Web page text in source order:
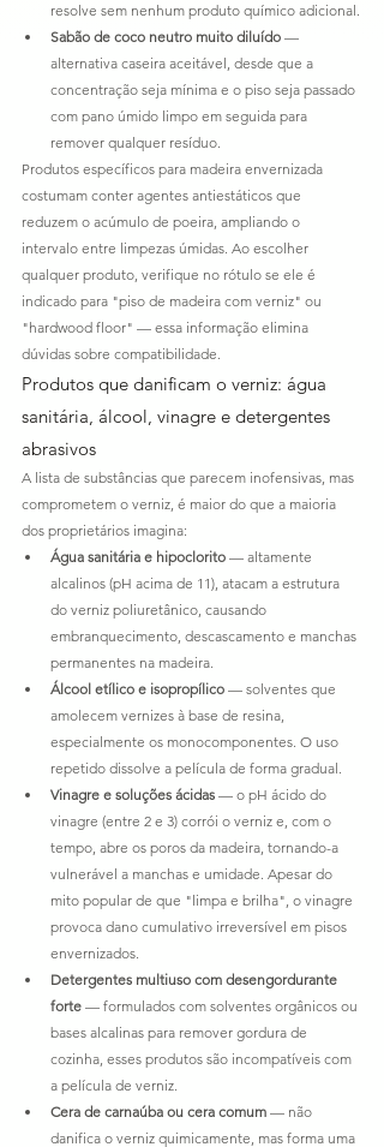
resolve sem nenhum produto químico adicional.
Sabão de coco neutro muito diluído —
alternativa caseira aceitável, desde que a
concentração seja mínima e o piso seja passado
com pano úmido limpo em seguida para
remover qualquer resíduo.
Produtos específicos para madeira envernizada
costumam conter agentes antiestáticos que
reduzem o acúmulo de poeira, ampliando o
intervalo entre limpezas úmidas. Ao escolher
qualquer produto, verifique no rótulo se ele é
indicado para "piso de madeira com verniz" ou
"hardwood floor" — essa informação elimina
dúvidas sobre compatibilidade.
Produtos que danificam o verniz: água
sanitária, álcool, vinagre e detergentes
abrasivos
A lista de substâncias que parecem inofensivas, mas
comprometem o verniz, é maior do que a maioria
dos proprietários imagina:
Água sanitária e hipoclorito — altamente
alcalinos (pH acima de 11), atacam a estrutura
do verniz poliuretânico, causando
embranquecimento, descascamento e manchas
permanentes na madeira.
Álcool etílico e isopropílico — solventes que
amolecem vernizes à base de resina,
especialmente os monocomponentes. O uso
repetido dissolve a película de forma gradual.
Vinagre e soluções ácidas — o pH ácido do
vinagre (entre 2 e 3) corrói o verniz e, com o
tempo, abre os poros da madeira, tornando-a
vulnerável a manchas e umidade. Apesar do
mito popular de que "limpa e brilha", o vinagre
provoca dano cumulativo irreversível em pisos
envernizados.
Detergentes multiuso com desengordurante
forte — formulados com solventes orgânicos ou
bases alcalinas para remover gordura de
cozinha, esses produtos são incompatíveis com
a película de verniz.
Cera de carnaúba ou cera comum — não
danifica o verniz quimicamente, mas forma uma